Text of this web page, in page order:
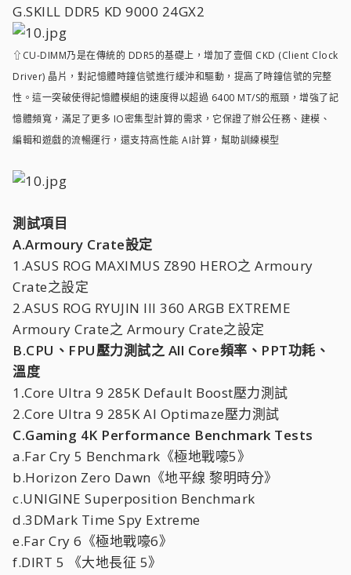
G.SKILL DDR5 KD 9000 24GX2
⇧CU-DIMM乃是在傳統的 DDR5的基礎上，增加了壹個 CKD (Client Clock
Driver) 晶片，對記憶體時鐘信號進行緩沖和驅動，提高了時鐘信號的完整
性。這一突破使得記憶體模組的速度得以超過 6400 MT/S的瓶頸，增強了記
憶體頻寬，滿足了更多 IO密集型計算的需求，它保證了辦公任務、建模、
編輯和遊戲的流暢運行，還支持高性能 AI計算，幫助訓練模型
測試項目
A.Armoury Crate設定
1.ASUS ROG MAXIMUS Z890 HERO之 Armoury
Crate之設定
2.ASUS ROG RYUJIN III 360 ARGB EXTREME
Armoury Crate之 Armoury Crate之設定
B.CPU、FPU壓力測試之 All Core頻率、PPT功耗、
溫度
1 .Core Ultra 9 285K Default Boost壓力測試
2.Core Ultra 9 285K AI Optimaze壓力測試
C.Gaming 4K Performance Benchmark Tests
a.Far Cry 5 Benchmark《極地戰嚎5》
b.Horizon Zero Dawn《地平線 黎明時分》
c.UNIGINE Superposition Benchmark
d.3DMark Time Spy Extreme
e.Far Cry 6《極地戰嚎6》
f.DIRT 5 《大地長征 5》